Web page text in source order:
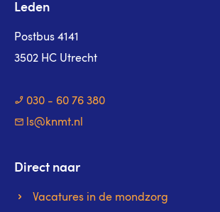
Leden
Postbus 4141
3502 HC Utrecht
030 - 60 76 380
ls@knmt.nl
Direct naar
Vacatures in de mondzorg